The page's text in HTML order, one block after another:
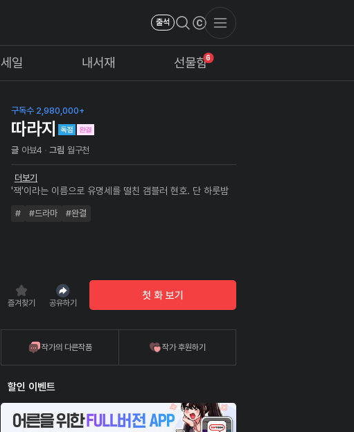
출석
세일 내서재 6
선물함
구독수 2,980,000+
따라지
글 아뵤4 그림 월구천
더보기
'잭'이라는 이름으로 유명세를 떨친 갬블러 현호. 단 하룻밤
한 뒤, 한적한 시골마을로 숨어든다. 그런 현호를 찾아 온 의
# #드라마 #완결
즐겨찾기 공유하기
첫 화 보기
작가의 다른작품 작가 후원하기
할인 이벤트